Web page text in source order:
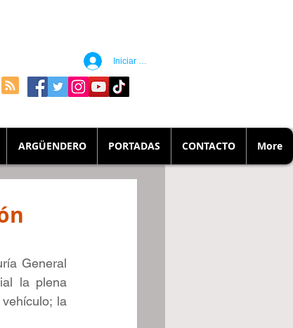
Iniciar sesión
ARGÜENDERO PORTADAS CONTACTO More
General
la plena
la